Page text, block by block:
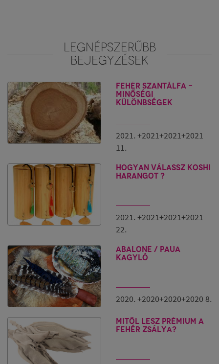
Energetikai tisztításhoz érdemes mindig faszénen
füstölni, hogy füst is legyen
tömjén illóolajos átdörzsöléssel is, így még erősebb lesz
a hatása.
Az energetikai tisztítást érdemes mindig fizikai
tisztítással kezdeni, erről egy másik bejegyzésben
olvashatsz.
Csilla
Florasense
LEGNÉPSZERŰBB
BEJEGYZÉSEK
Fehér szantálfa -
minőségi
különbségek
2021. +2021+2021+2021
11.
Hogyan válassz Koshi
harangot ?
2021. +2021+2021+2021
22.
ABALONE / PAUA
kagyló
2020. +2020+2020+2020 8.
Mitől lesz prémium a
fehér zsálya?